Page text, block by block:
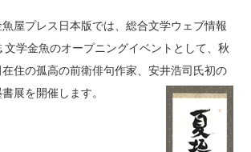
屋プレス日本版では、総合文学ウェブ情報
文学金魚のオープニングイベントとして、秋
在住の孤高の前衛俳句作家、安井浩司氏初の
展を開催します。